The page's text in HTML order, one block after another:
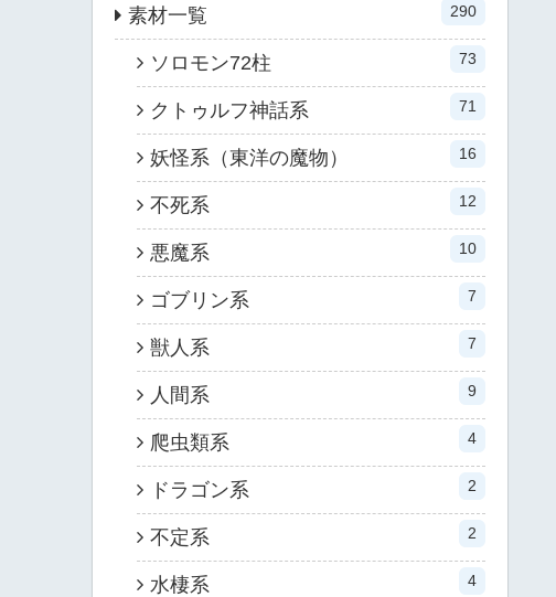
素材一覧 290
ソロモン72柱 73
クトゥルフ神話系 71
妖怪系（東洋の魔物） 16
不死系 12
悪魔系 10
ゴブリン系 7
獣人系 7
人間系 9
爬虫類系 4
ドラゴン系 2
不定系 2
水棲系 4